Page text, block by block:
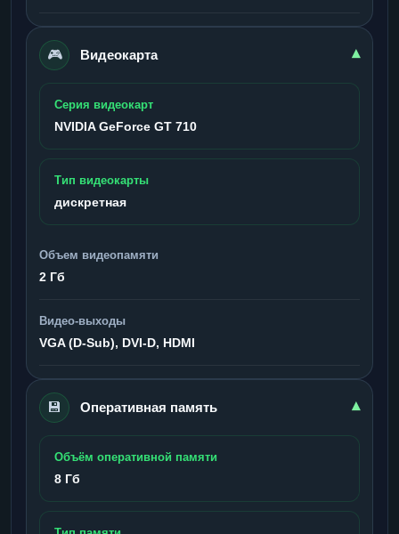
🎮 Видеокарта ▾
Серия видеокарт
NVIDIA GeForce GT 710
Тип видеокарты
дискретная
Объем видеопамяти
2 Гб
Видео-выходы
VGA (D-Sub), DVI-D, HDMI
💾 Оперативная память ▾
Объём оперативной памяти
8 Гб